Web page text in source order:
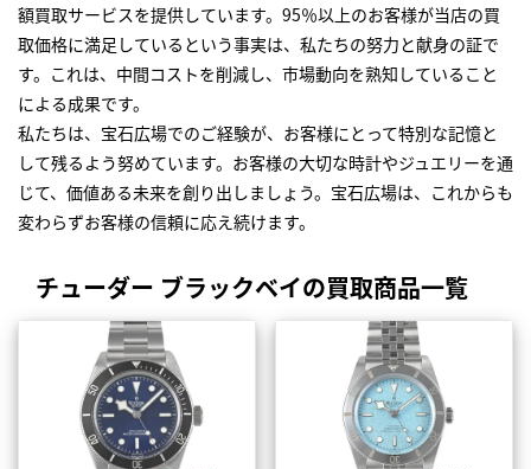
額買取サービスを提供しています。95％以上のお客様が当店の買
取価格に満足しているという事実は、私たちの努力と献身の証で
す。これは、中間コストを削減し、市場動向を熟知していること
による成果です。
私たちは、宝石広場でのご経験が、お客様にとって特別な記憶と
して残るよう努めています。お客様の大切な時計やジュエリーを通
じて、価値ある未来を創り出しましょう。宝石広場は、これからも
変わらずお客様の信頼に応え続けます。
チューダー ブラックベイの買取商品一覧